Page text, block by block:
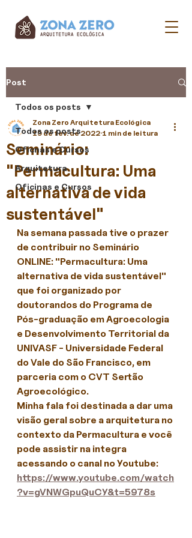
Post
Todos os posts
Oficnas e Cursos
Arquitetura
Oficinas e Cursos
Todos os posts
Seminário:
"Permacultura: Uma
alternativa de vida
sustentável"
Zona Zero Arquitetura Ecológica
19 de fev. de 2022 1 min de leitura
Na semana passada tive o prazer
de contribuir no Seminário
ONLINE: "Permacultura: Uma
alternativa de vida sustentável"
que foi organizado por
doutorandos do Programa de
Pós-graduação em Agroecologia
e Desenvolvimento Territorial da
UNIVASF - Universidade Federal
do Vale do São Francisco, em
parceria com o CVT Sertão
Agroecológico.
Minha fala foi destinada a dar uma
visão geral sobre a arquitetura no
contexto da Permacultura e você
pode assistir na integra
acessando o canal no Youtube:
https://www.youtube.com/watch
?v=gVNWGpuQuCY&t=5978s